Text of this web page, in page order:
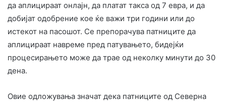
да аплицираат онлајн, да платат такса од 7 евра, и да
добијат одобрение кое ќе важи три години или до
истекот на пасошот. Се препорачува патниците да
аплицираат навреме пред патувањето, бидејќи
процесирањето може да трае од неколку минути до 30
дена. ​
Овие одложувања значат дека патниците од Северна